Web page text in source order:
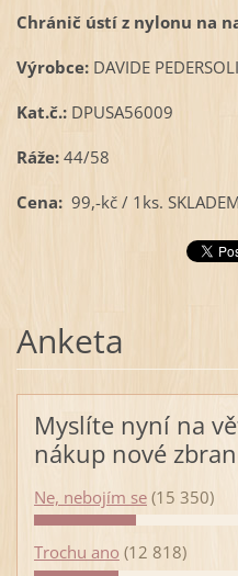
Chránič ústí z nylonu na
Výrobce:DAVIDE PEDERSOLI
Kat.č.:DPUSA56009
Ráže: 44/58
Cena: 99,-kč / 1ks. SKLADEM
Anketa
Myslíte nyní na
nákup nové
Ne, nebojím se (15 350)
Trochu ano (12 818)